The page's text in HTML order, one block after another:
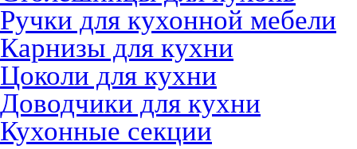
Ручки для кухонной мебели
Карнизы для кухни
Цоколи для кухни
Доводчики для кухни
Кухонные секции